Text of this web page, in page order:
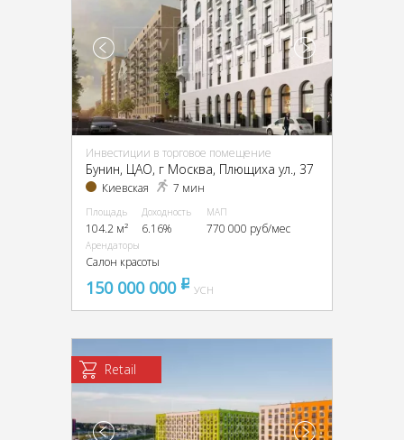
Инвестиции в торговое помещение
Бунин, ЦАО, г Москва, Плющиха ул., 37
Киевская 7 мин
Площадь
104.2 м²
Доходность
6.16%
МАП
770 000 руб/мес
Арендаторы
Салон красоты
150 000 000 pуб
УСН
Retail